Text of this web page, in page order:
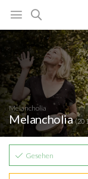
Melancholia
Melancholia
Gesehen